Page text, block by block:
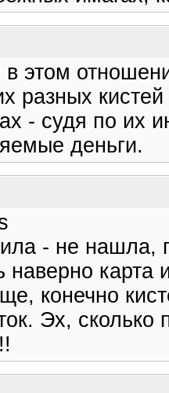
в этом
разных
- судя по их
деньги.
- не нашла,
наверно
конечно
Эх, сколько